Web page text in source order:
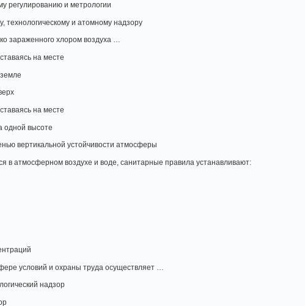
регулированию и метрологии
технологическому и атомному надзору
зараженного хлором воздуха …
на месте
на месте
одной высоте
вертикальной устойчивости атмосферы
в атмосферном воздухе и воде, санитарные правила устанавливают:
условий и охраны труда осуществляет …
надзор